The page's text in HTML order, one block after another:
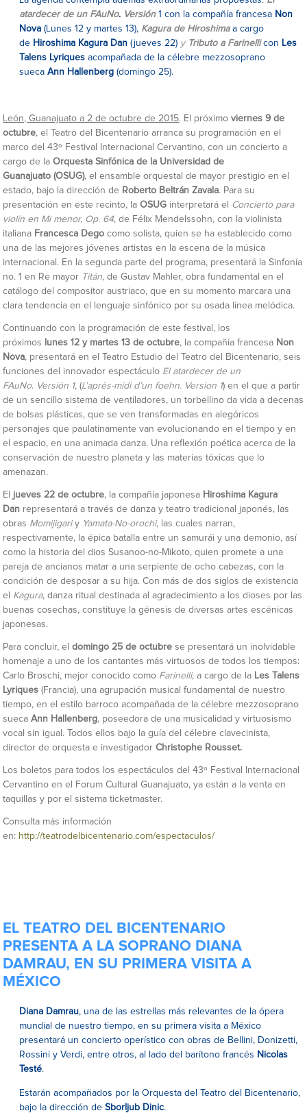
atardecer de un FAuNo. Versión1 con la compañía francesa Non
Nova (Lunes 12 y martes 13), Kagura de Hiroshimaa cargo
de Hiroshima Kagura Dan (jueves 22) y Tributo a Farinellicon Les
Talens Lyriques acompañada de la célebre mezzosoprano
suecaAnn Hallenberg (domingo 25).
León, Guanajuato a 2 de octubre de 2015. El próximoviernes 9 de
octubre, el Teatro del Bicentenario arranca su programación en el
marco del 43º Festival Internacional Cervantino, con un concierto a
cargo de laOrquesta Sinfónica de la Universidad de
Guanajuato(OSUG), el ensamble orquestal de mayor prestigio en el
estado, bajo la dirección de Roberto Beltrán Zavala. Para su
presentación en este recinto, laOSUG interpretará el
Concierto para
violín en Mi menor, Op. 64, de Félix Mendelssohn, con la violinista
italiana Francesca Dego como solista, quien se ha establecido como
una de las mejores jóvenes artistas en la escena de la música
internacional. En la segunda parte del programa, presentará la Sinfonía
no. 1 en Re mayor Titán, de Gustav Mahler, obra fundamental en el
catálogo del compositor austriaco, que en su momento marcara una
clara tendencia en el lenguaje sinfónico por su osada línea melódica.
Continuando con la programación de este festival, los
próximos
lunes 12 y martes 13 de octubre, la compañía francesa Non
Nova, presentará en el Teatro Estudio del Teatro del Bicentenario, seis
funciones del innovador espectáculo El atardecer de un
FAuNo. Versión 1, (L’après-midi d’un foehn. Version 1) en el que a partir
de un sencillo sistema de ventiladores, un torbellino da vida a decenas
de bolsas plásticas, que se ven transformadas en alegóricos
personajes que paulatinamente van evolucionando en el tiempo y en
el espacio, en una animada danza. Una reflexión poética acerca de la
conservación de nuestro planeta y las materias tóxicas que lo
amenazan.
El jueves 22 de octubre, la compañía japonesa Hiroshima Kagura
Dan representará a través de danza y teatro tradicional japonés, las
obras Momijigariy Yamata-No-orochi, las cuales narran,
respectivamente, la épica batalla entre un samurái y una demonio, así
como la historia del dios Susanoo-no-Mikoto, quien promete a una
pareja de ancianos matar a una serpiente de ocho cabezas, con la
condición de desposar a su hija. Con más de dos siglos de existencia
el Kagura, danza ritual destinada al agradecimiento a los dioses por las
buenas cosechas, constituye la génesis de diversas artes escénicas
japonesas.
Para concluir, eldomingo 25 de octubre se presentará un inolvidable
homenaje a uno de los cantantes más virtuosos de todos los tiempos:
Carlo Broschi, mejor conocido como Farinelli, a cargo de la Les Talens
Lyriques(Francia), una agrupación musical fundamental de nuestro
tiempo, en el estilo barroco acompañada de la célebre mezzosoprano
suecaAnn Hallenberg, poseedora de una musicalidad y virtuosismo
vocal sin igual. Todos ellos bajo la guía del célebre clavecinista,
director de orquesta e investigadorChristophe Rousset.
Los boletos para todos los espectáculos del 43º Festival Internacional
Cervantino en el Forum Cultural Guanajuato, ya están a la venta en
taquillas y por el sistema ticketmaster.
Consulta más información
en: http://teatrodelbicentenario.com/espectaculos/
EL TEATRO DEL BICENTENARIO
PRESENTA A LA SOPRANO DIANA
DAMRAU, EN SU PRIMERA VISITA A
MÉXICO
Diana Damrau, una de las estrellas más relevantes de la ópera
mundial de nuestro tiempo, en su primera visita a México
presentará un concierto operístico con obras de Bellini, Donizetti,
Rossini y Verdi, entre otros, al lado del barítono francés Nicolas
Testé.
Estarán acompañados por la Orquesta del Teatro del Bicentenario,
bajo la dirección deSborljub Dinic.